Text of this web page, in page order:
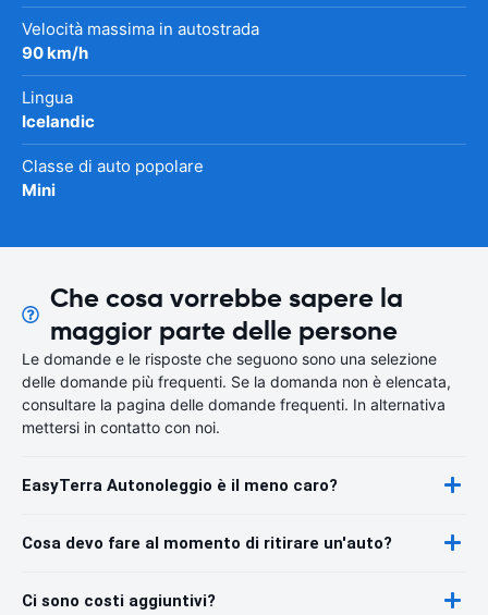
Velocità massima in autostrada
90 km/h
Lingua
Icelandic
Classe di auto popolare
Mini
Che cosa vorrebbe sapere la
maggior parte delle persone
Le domande e le risposte che seguono sono una selezione
delle domande più frequenti. Se la domanda non è elencata,
consultare la pagina delle domande frequenti. In alternativa
mettersi in contatto con noi.
EasyTerra Autonoleggio è il meno caro?
Cosa devo fare al momento di ritirare un'auto?
Ci sono costi aggiuntivi?